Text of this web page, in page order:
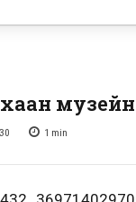
музейн
1 min